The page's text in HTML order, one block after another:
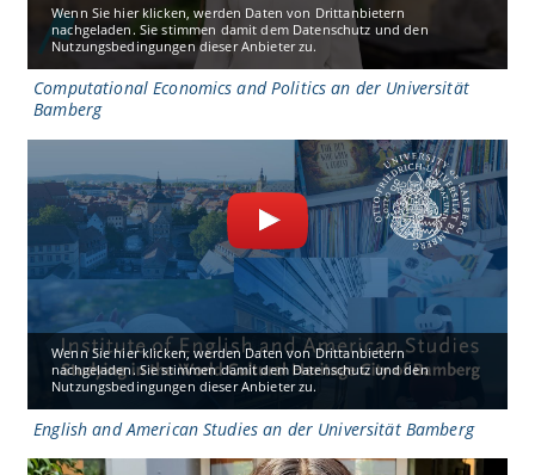
Wenn Sie hier klicken, werden Daten von Drittanbietern
nachgeladen. Sie stimmen damit dem Datenschutz und den
Nutzungsbedingungen dieser Anbieter zu.
Computational Economics and Politics an der Universität
Bamberg
Wenn Sie hier klicken, werden Daten von Drittanbietern
nachgeladen. Sie stimmen damit dem Datenschutz und den
Nutzungsbedingungen dieser Anbieter zu.
English and American Studies an der Universität Bamberg